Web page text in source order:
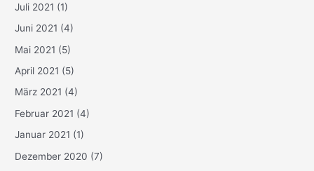
Juli 2021 (1)
Juni 2021 (4)
Mai 2021 (5)
April 2021 (5)
März 2021 (4)
Februar 2021 (4)
Januar 2021 (1)
Dezember 2020 (7)